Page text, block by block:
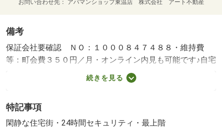
お問い合わせ先 アパマンショップ東温店 株式会社 アート不動産
備考
保証会社要確認 ＮＯ：１０００８４７４８８・維持費
等：町会費３５０円／月・オンライン内見も可能です♪自宅
でも気になる物件が見学できます！お友達紹介キャンペー
ンも実施中！お気軽にお問い合わせください！！・バイク
交換・抗菌施工 24200円
続きを見る
特記事項
閑静な住宅街・24時間セキュリティ・最上階